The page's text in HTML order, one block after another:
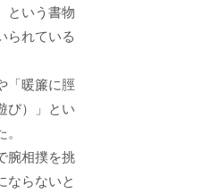
という書物
られている
「暖簾に脛
び）」とい
腕相撲を挑
ならないと